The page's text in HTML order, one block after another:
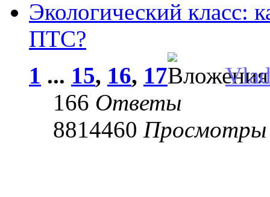
Экологический класс:
ПТС?
1 ... 15, 16, 17
166 Ответы
8814460 Просмотры